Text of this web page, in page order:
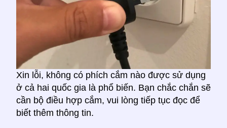
Xin lỗi, không có phích cắm nào được sử dụng
ở cả hai quốc gia là phổ biến. Bạn chắc chắn sẽ
cần bộ điều hợp cắm, vui lòng tiếp tục đọc để
biết thêm thông tin.